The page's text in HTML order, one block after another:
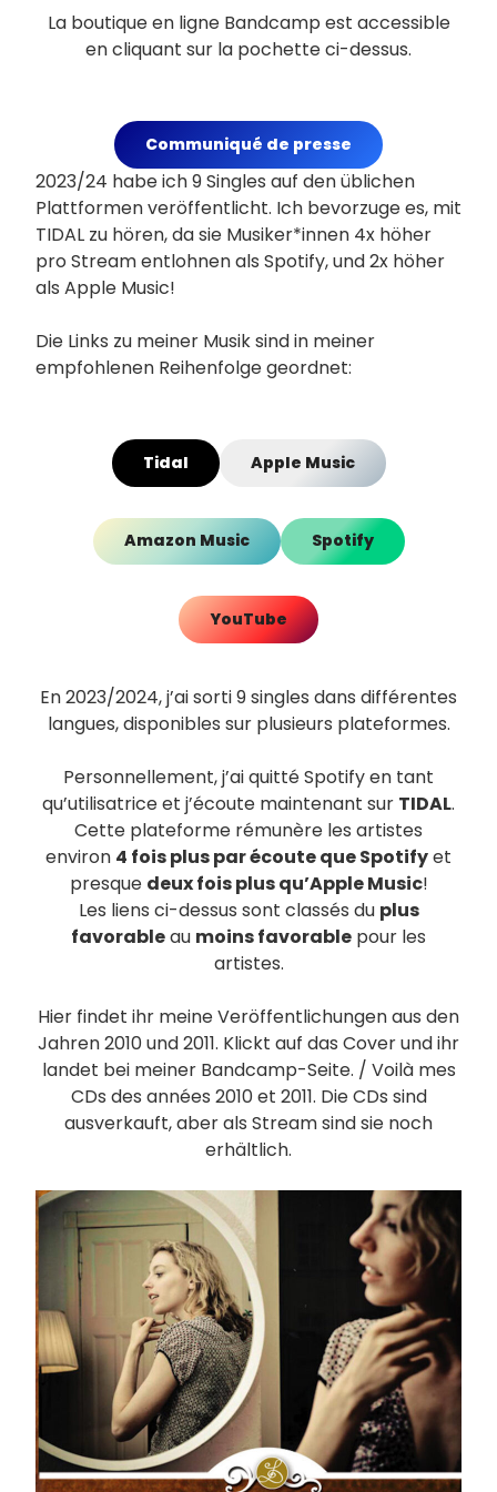
La boutique en ligne Bandcamp est accessible
en cliquant sur la pochette ci-dessus.
Communiqué de presse
2023/24 habe ich 9 Singles auf den üblichen
Plattformen veröffentlicht. Ich bevorzuge es, mit
TIDAL zu hören, da sie Musiker*innen 4x höher
pro Stream entlohnen als Spotify, und 2x höher
als Apple Music!
Die Links zu meiner Musik sind in meiner
empfohlenen Reihenfolge geordnet:
Tidal Apple Music
Amazon Music Spotify
YouTube
En 2023/2024, j’ai sorti 9 singles dans différentes
langues, disponibles sur plusieurs plateformes.
Personnellement, j’ai quitté Spotify en tant
qu’utilisatrice et j’écoute maintenant sur TIDAL.
Cette plateforme rémunère les artistes
environ 4 fois plus par écoute que Spotifyet
presque deux fois plus qu’Apple Music!
Les liens ci-dessus sont classés du plus
favorableau moins favorable pour les
artistes.
Hier findet ihr meine Veröffentlichungen aus den
Jahren 2010 und 2011. Klickt auf das Cover und ihr
landet bei meiner Bandcamp-Seite. / Voilà mes
CDs des années 2010 et 2011. Die CDs sind
ausverkauft, aber als Stream sind sie noch
erhältlich.